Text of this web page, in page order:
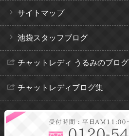
サイトマップ
池袋スタッフブログ
チャットレディ うるみのブログ
チャットレディブログ集